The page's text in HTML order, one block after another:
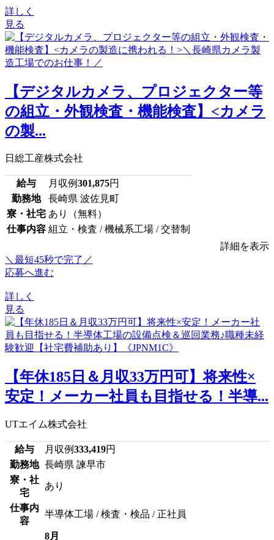
詳しく
見る
【デジタルカメラ、プロジェクター等
の組立・外観検査・機能検査】<カメラ
の製...
日総工産株式会社
給与 月収例301,875円
勤務地
長崎県 波佐見町
寮・社宅 あり（無料）
仕事内容 組立・検査 / 機械系工場 / 交替制
詳細を表示
＼最短45秒で完了／
応募へ進む
詳しく
見る
【年休185日＆月収33万円可】将来性×
安定！メーカー社員も目指せる！半導...
UTエイム株式会社
給与 月収例333,419円
勤務地 長崎県 諫早市
寮・社
宅
あり
仕事内
容
半導体工場 / 検査・検品 / 正社員
8月